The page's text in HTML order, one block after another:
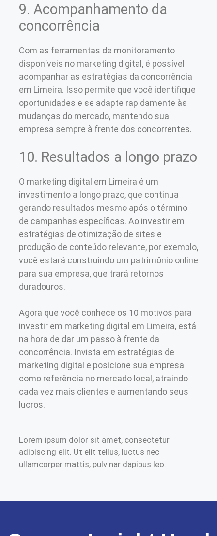
9. Acompanhamento da
concorrência
Com as ferramentas de monitoramento
disponíveis no marketing digital, é possível
acompanhar as estratégias da concorrência
em Limeira. Isso permite que você identifique
oportunidades e se adapte rapidamente às
mudanças do mercado, mantendo sua
empresa sempre à frente dos concorrentes.
10. Resultados a longo prazo
O marketing digital em Limeira é um
investimento a longo prazo, que continua
gerando resultados mesmo após o término
de campanhas específicas. Ao investir em
estratégias de otimização de sites e
produção de conteúdo relevante, por exemplo,
você estará construindo um patrimônio online
para sua empresa, que trará retornos
duradouros.
Agora que você conhece os 10 motivos para
investir em marketing digital em Limeira, está
na hora de dar um passo à frente da
concorrência. Invista em estratégias de
marketing digital e posicione sua empresa
como referência no mercado local, atraindo
cada vez mais clientes e aumentando seus
lucros.
Lorem ipsum dolor sit amet, consectetur
adipiscing elit. Ut elit tellus, luctus nec
ullamcorper mattis, pulvinar dapibus leo.